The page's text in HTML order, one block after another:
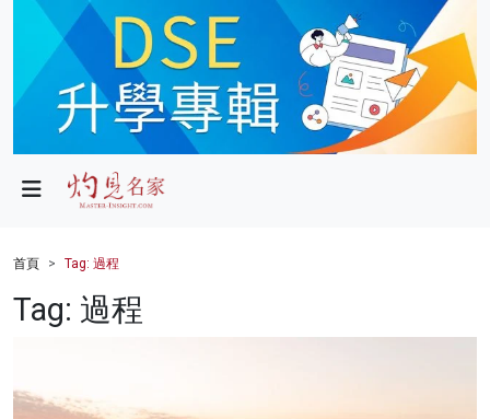
政局
財經
首頁 Tag: 過程
Tag: 過程